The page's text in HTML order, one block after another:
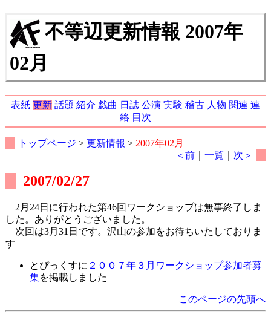
不等辺更新情報 2007年
02月
表紙 更新 話題 紹介 戯曲 日誌 公演 実験 稽古 人物 関連 連
絡 目次
トップページ > 更新情報 > 2007年02月
＜前 ｜一覧 次＞
2007/02/27
2月24日に行われた第46回ワークショップは無事終了しま
した。ありがとうございました。
次回は3月31日です。沢山の参加をお待ちいたしておりま
す
とぴっくすに ２００７年３月ワークショップ参加者募
集を掲載しました
このページの先頭へ